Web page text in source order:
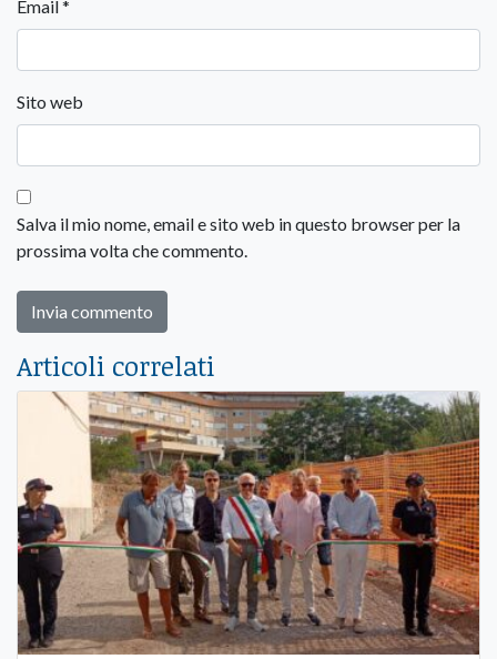
Email*
Sito web
Salva il mio nome, email e sito web in questo browser per la
prossima volta che commento.
Articoli correlati